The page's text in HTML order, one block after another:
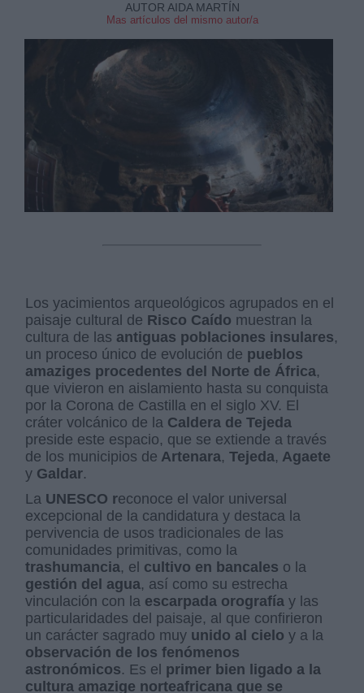
AUTOR AIDA MARTÍN
Mas artículos del mismo autor/a
Los yacimientos arqueológicos agrupados en el
paisaje cultural de Risco Caído muestran la
cultura de las antiguas poblaciones insulares,
un proceso único de evolución de pueblos
amaziges procedentes del Norte de África,
que vivieron en aislamiento hasta su conquista
por la Corona de Castilla en el siglo XV. El
cráter volcánico de la Caldera de Tejeda
preside este espacio, que se extiende a través
de los municipios de Artenara, Tejeda, Agaete
y Galdar.
La UNESCO reconoce el valor universal
excepcional de la candidatura y destaca la
pervivencia de usos tradicionales de las
comunidades primitivas, como la
trashumancia, el cultivo en bancales o la
gestión del agua, así como su estrecha
vinculación con la escarpada orografía y las
particularidades del paisaje, al que confirieron
un carácter sagrado muy unido al cielo y a la
observación de los fenómenos
astronómicos. Es el primer bien ligado a la
cultura amazige norteafricana que se